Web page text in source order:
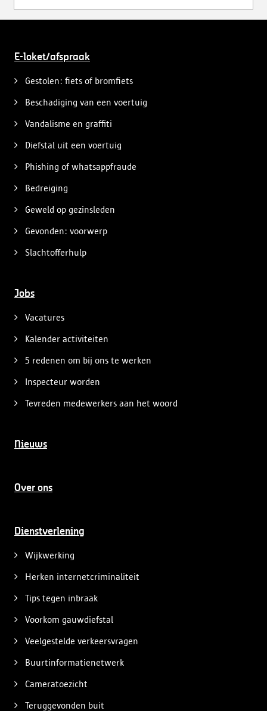
E-loket/afspraak
Gestolen: fiets of bromfiets
Beschadiging van een voertuig
Vandalisme en graffiti
Diefstal uit een voertuig
Phishing of whatsappfraude
Bedreiging
Geweld op gezinsleden
Gevonden: voorwerp
Slachtofferhulp
Jobs
Vacatures
Kalender activiteiten
5 redenen om bij ons te werken
Inspecteur worden
Tevreden medewerkers aan het woord
Nieuws
Over ons
Dienstverlening
Wijkwerking
Herken internetcriminaliteit
Tips tegen inbraak
Voorkom gauwdiefstal
Veelgestelde verkeersvragen
Buurtinformatienetwerk
Cameratoezicht
Teruggevonden buit